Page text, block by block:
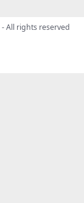
- All rights reserved